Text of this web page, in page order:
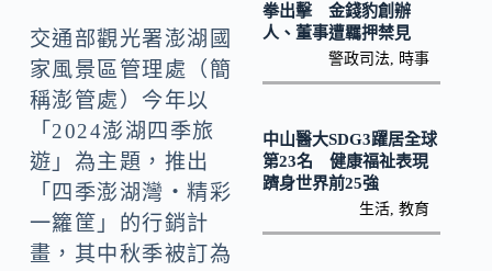
o
k
Li
n
k
交通部觀光署澎湖國
家風景區管理處（簡
稱澎管處）今年以
「2024澎湖四季旅
遊」為主題，推出
「四季澎湖灣‧精彩
一籮筐」的行銷計
畫，其中秋季被訂為
拳出擊 金錢豹創辦
人、董事遭羈押禁見
警政司法 時事
中山醫大SDG3躍居全球
第23名 健康福祉表現
躋身世界前25強
生活 ,教育